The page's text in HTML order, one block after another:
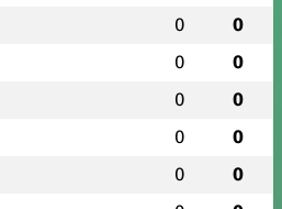
0 0
0 0
0 0
0 0
0 0